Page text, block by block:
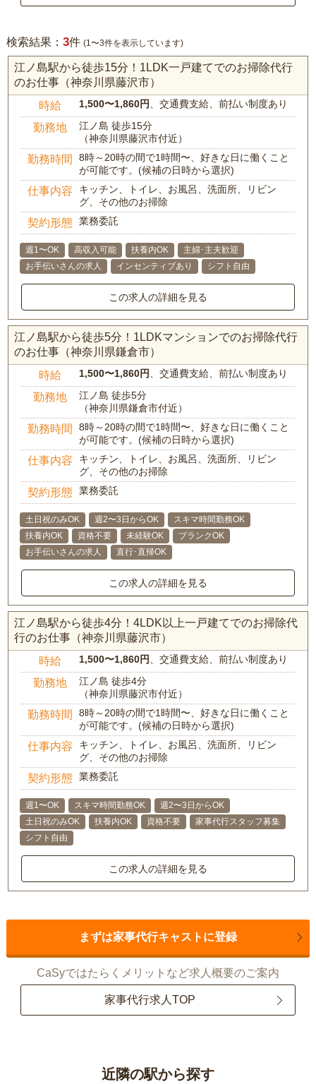
検索結果： 3件 (1〜3件を表示しています)
江ノ島駅から徒歩15分！1LDK一戸建てでのお掃除代行
のお仕事（神奈川県藤沢市）
時給 1,500〜1,860円 、交通費支給、前払い制度あり
勤務地
江ノ島 徒歩15分
（神奈川県藤沢市付近）
勤務時間
8時～20時の間で1時間〜、好きな日に働くこと
が可能です。(候補の日時から選択)
仕事内容
キッチン、トイレ、お風呂、洗面所、リビン
グ、その他のお掃除
契約形態 業務委託
週1〜OK 高収入可能 扶養内OK
主婦･主夫歓迎
お手伝いさんの求人
インセンティブあり シフト自由
この求人の詳細を見る
江ノ島駅から徒歩5分！1LDKマンションでのお掃除代行
のお仕事（神奈川県鎌倉市）
時給 1,500〜1,860円 、交通費支給、前払い制度あり
勤務地
江ノ島 徒歩5分
（神奈川県鎌倉市付近）
勤務時間
8時～20時の間で1時間〜、好きな日に働くこと
が可能です。(候補の日時から選択)
仕事内容
キッチン、トイレ、お風呂、洗面所、リビン
グ、その他のお掃除
契約形態 業務委託
土日祝のみOK 週2〜3日からOK
スキマ時間勤務OK
扶養内OK
資格不要 未経験OK
ブランクOK
お手伝いさんの求人
直行･直帰OK
この求人の詳細を見る
江ノ島駅から徒歩4分！4LDK以上一戸建てでのお掃除代
行のお仕事（神奈川県藤沢市）
時給 1,500〜1,860円 、交通費支給、前払い制度あり
勤務地
江ノ島 徒歩4分
（神奈川県藤沢市付近）
勤務時間
8時～20時の間で1時間〜、好きな日に働くこと
が可能です。(候補の日時から選択)
仕事内容
キッチン、トイレ、お風呂、洗面所、リビン
グ、その他のお掃除
契約形態 業務委託
週1〜OK スキマ時間勤務OK
週2〜3日からOK
土日祝のみOK
扶養内OK 資格不要
家事代行スタッフ募集
シフト自由
この求人の詳細を見る
まずは家事代行キャストに登録
CaSyではたらくメリットなど求人概要のご案内
家事代行求人TOP
近隣の駅から探す